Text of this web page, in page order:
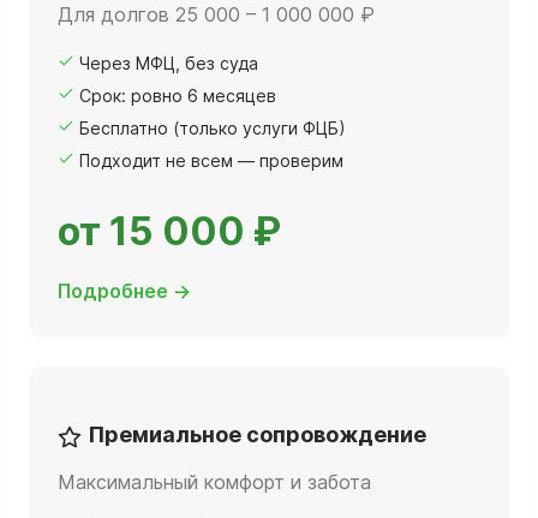
Для долгов 25 000 – 1 000 000 ₽
Через МФЦ, без суда
Срок: ровно 6 месяцев
Бесплатно (только услуги ФЦБ)
Подходит не всем — проверим
от 15 000 ₽
Подробнее →
Премиальное сопровождение
Максимальный комфорт и забота